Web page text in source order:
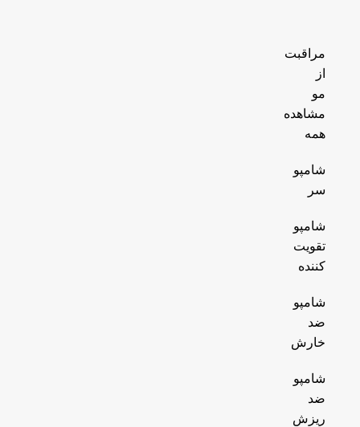
مراقبت
از
مو
مشاهده
همه
شامپو
سر
شامپو
تقویت
کننده
شامپو
ضد
خارش
شامپو
ضد
ریزش